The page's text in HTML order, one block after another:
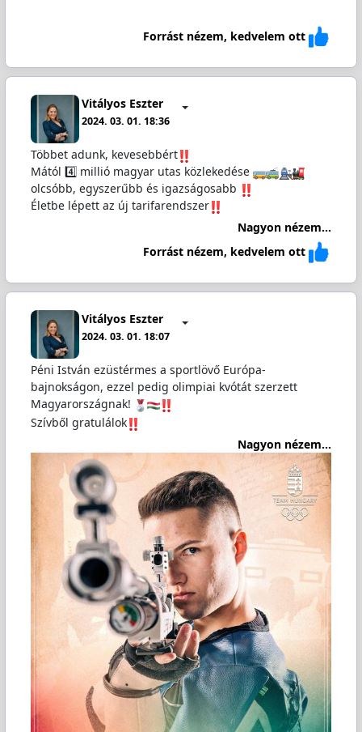
Forrást nézem, kedvelem ott
Vitályos Eszter
2024. 03. 01. 18:36
Többet adunk, kevesebbért
Mától 4️⃣ millió magyar utas közlekedése
olcsóbb, egyszerűbb és igazságosabb
Életbe lépett az új tarifarendszer
Nagyon nézem...
Forrást nézem, kedvelem ott
Vitályos Eszter
2024. 03. 01. 18:07
Péni István ezüstérmes a sportlövő Európa-
bajnokságon, ezzel pedig olimpiai kvótát szerzett
Magyarországnak!
Szívből gratulálok
Nagyon nézem...